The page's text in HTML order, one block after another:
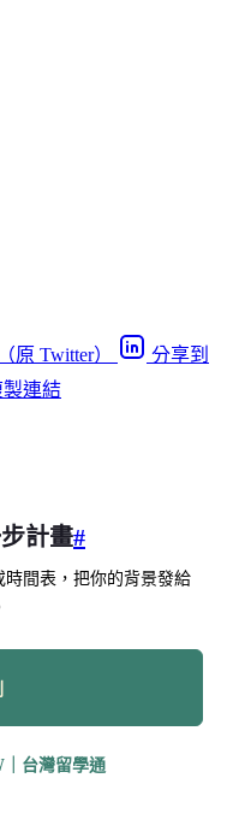
原 Twitter）
分享到
製連結
計畫#
間表，把你的背景發給
台灣留學通